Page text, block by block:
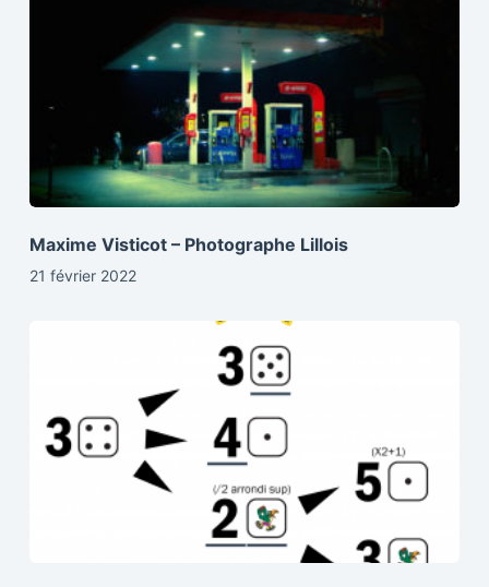
Maxime Visticot – Photographe Lillois
21 février 2022